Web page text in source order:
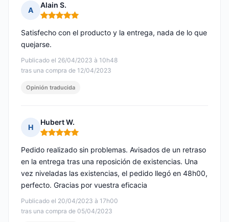
A
Alain S.
Nota: 5 de 5
Publicado el 26/04/2023 à 10h48
tras una compra de 12/04/2023
Satisfecho con el producto y la entrega, nada de lo que
quejarse.
Opinión traducida
H
Hubert W.
Nota: 5 de 5
Publicado el 20/04/2023 à 17h00
tras una compra de 05/04/2023
Pedido realizado sin problemas. Avisados de un retraso
en la entrega tras una reposición de existencias. Una
vez niveladas las existencias, el pedido llegó en 48h00,
perfecto. Gracias por vuestra eficacia